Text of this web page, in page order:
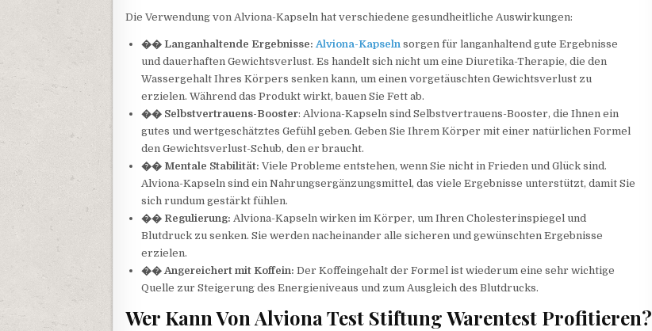
Die Verwendung von Alviona-Kapseln hat verschiedene gesundheitliche Auswirkungen:
�� Langanhaltende Ergebnisse: Alviona-Kapseln sorgen für langanhaltend gute Ergebnisse
und dauerhaften Gewichtsverlust. Es handelt sich nicht um eine Diuretika-Therapie, die den
Wassergehalt Ihres Körpers senken kann, um einen vorgetäuschten Gewichtsverlust zu
erzielen. Während das Produkt wirkt, bauen Sie Fett ab.
�� Selbstvertrauens-Booster: Alviona-Kapseln sind Selbstvertrauens-Booster, die Ihnen ein
gutes und wertgeschätztes Gefühl geben. Geben Sie Ihrem Körper mit einer natürlichen Formel
den Gewichtsverlust-Schub, den er braucht.
�� Mentale Stabilität: Viele Probleme entstehen, wenn Sie nicht in Frieden und Glück sind.
Alviona-Kapseln sind ein Nahrungsergänzungsmittel, das viele Ergebnisse unterstützt, damit Sie
sich rundum gestärkt fühlen.
�� Regulierung: Alviona-Kapseln wirken im Körper, um Ihren Cholesterinspiegel und
Blutdruck zu senken. Sie werden nacheinander alle sicheren und gewünschten Ergebnisse
erzielen.
�� Angereichert mit Koffein: Der Koffeingehalt der Formel ist wiederum eine sehr wichtige
Quelle zur Steigerung des Energieniveaus und zum Ausgleich des Blutdrucks.
Wer Kann Von Alviona Test Stiftung Warentest Profitieren?